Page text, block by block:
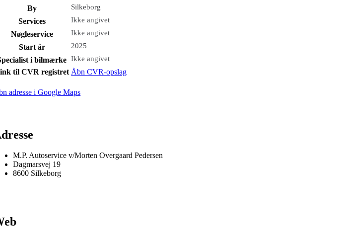
By Silkeborg
Services Ikke angivet
Nøgleservice Ikke angivet
Start år 2025
i bilmærke Ikke angivet
til CVR registret Åbn CVR-opslag
adresse i Google Maps
M.P. Autoservice v/Morten Overgaard Pedersen
Dagmarsvej 19
8600 Silkeborg